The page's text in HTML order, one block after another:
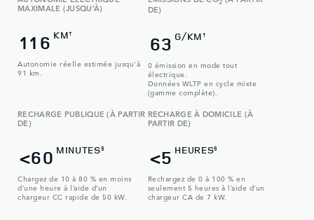
MAXIMALE (JUSQU’À)
116 KM†
Autonomie réelle estimée jusqu'à
91 km.
DE)
63 G/KM†
0 émission en mode tout
électrique.
Données WLTP en cycle mixte
(gamme complète).
RECHARGE PUBLIQUE (À PARTIR
DE)
<60 MINUTES§
Chargez de 10 à 80 % en moins
d’une heure à l’aide d’un
chargeur CC rapide de 50 kW.
RECHARGE À DOMICILE (À
PARTIR DE)
<5 HEURES§
Rechargez de 0 à 100 % en
seulement 5 heures à l’aide d’un
chargeur CA de 7 kW.